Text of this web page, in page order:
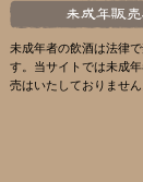
未成年者の飲酒は法律
す。当サイトでは未成
売はいたしておりません